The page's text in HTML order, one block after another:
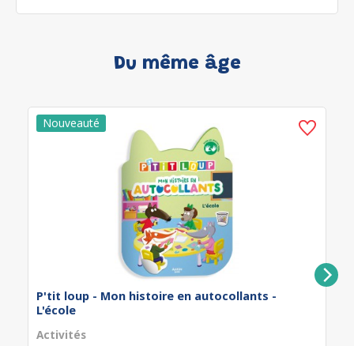
Du même âge
P'tit loup - Mon histoire en autocollants -
L'école
Activités